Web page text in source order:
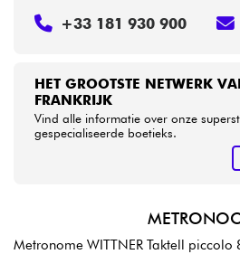
HET GROOTSTE NETWERK
FRANKRIJK
Vind alle informatie over onze
gespecialiseerde boetieks.
+33 181 930 900
Metronome WITTNER Taktell piccolo